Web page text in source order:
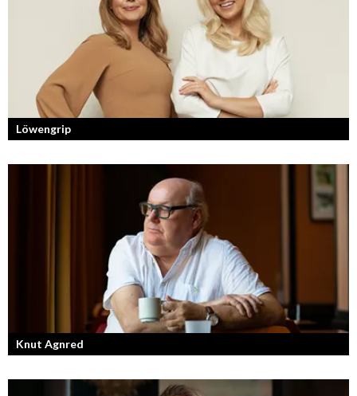
Löwengrip
Från bloggare till influencer och superentreprenör. En resa som fostrat
en kvinnlig entreprenör med en enormt stark förankran...
Knut Agnred
Knut Agnred är mannen och den tidlösa legenden inom spektakulära